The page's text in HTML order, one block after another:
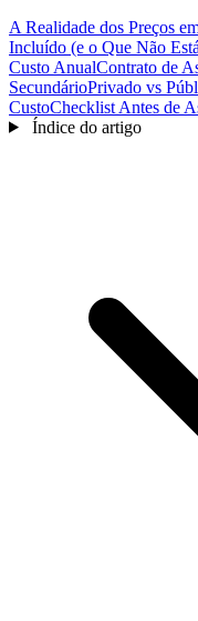
A Realidade dos Preços
Incluído (e o Que Não
Custo AnualContrato de
SecundárioPrivado vs
CustoChecklist Antes de
Índice do artigo